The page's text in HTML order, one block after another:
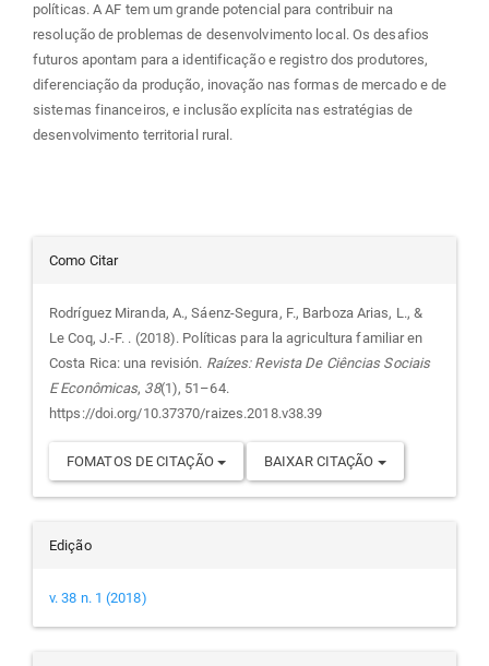
políticas. A AF tem um grande potencial para contribuir na
resolução de problemas de desenvolvimento local. Os desafios
futuros apontam para a identificação e registro dos produtores,
diferenciação da produção, inovação nas formas de mercado e de
sistemas financeiros, e inclusão explícita nas estratégias de
desenvolvimento territorial rural.
Detalhes
do
artigo
Como Citar
Rodríguez Miranda, A., Sáenz-Segura, F., Barboza Arias, L., &
Le Coq, J.-F. . (2018). Políticas para la agricultura familiar en
Costa Rica: una revisión. Raízes: Revista De Ciências Sociais
E Econômicas, 38(1), 51–64.
https://doi.org/10.37370/raizes.2018.v38.39
FOMATOS DE CITAÇÃO BAIXAR CITAÇÃO
Edição
v. 38 n. 1 (2018)